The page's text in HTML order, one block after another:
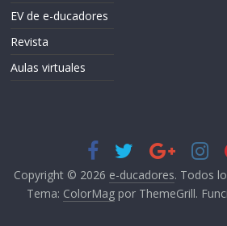
EV de e-ducadores
Revista
Aulas virtuales
Copyright © 2026 e-ducadores. Todos
Tema: ColorMag por ThemeGrill.